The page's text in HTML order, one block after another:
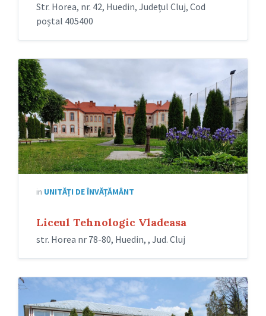
Str. Horea, nr. 42, Huedin, Județul Cluj, Cod
poștal 405400
in UNITĂȚI DE ÎNVĂȚĂMÂNT
Liceul Tehnologic Vladeasa
str. Horea nr 78-80, Huedin, , Jud. Cluj